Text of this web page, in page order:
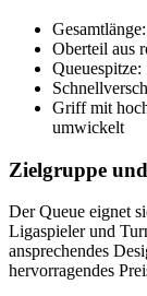
Oberteil aus
Griff mit
umwickelt
Zielgruppe
Der Queue eignet
Ligaspieler und
ansprechendes
hervorragendes